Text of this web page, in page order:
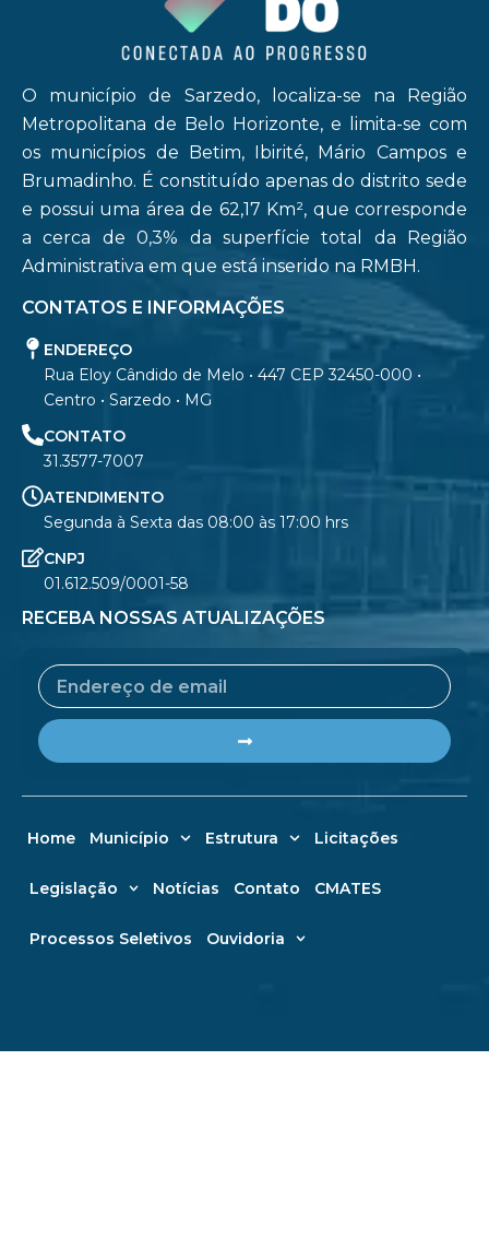
O município de Sarzedo, localiza-se na Região
Metropolitana de Belo Horizonte, e limita-se com
os municípios de Betim, Ibirité, Mário Campos e
Brumadinho. É constituído apenas do distrito sede
e possui uma área de 62,17 Km², que corresponde
a cerca de 0,3% da superfície total da Região
Administrativa em que está inserido na RMBH.
CONTATOS E INFORMAÇÕES
ENDEREÇO
Rua Eloy Cândido de Melo • 447 CEP 32450-000 •
Centro • Sarzedo • MG
CONTATO
31.3577-7007
ATENDIMENTO
Segunda à Sexta das 08:00 às 17:00 hrs
CNPJ
01.612.509/0001-58
RECEBA NOSSAS ATUALIZAÇÕES
Email
Home Município Estrutura Licitações
Legislação Notícias Contato CMATES
Processos Seletivos Ouvidoria